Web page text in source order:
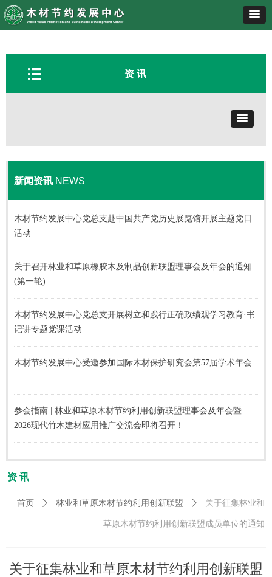
关于征集林业和草原木材节约利用创新联盟
新闻资讯 NEWS
木材节约发展中心党总支赴中国共产党历史展览馆开展主题党日
活动
关于召开林业和草原橡胶木及制品创新联盟理事会及年会的通知
(第一轮)
木材节约发展中心党总支开展树立和践行正确政绩观学习教育·书
记讲专题党课活动
木材节约发展中心受邀参加国际木材保护研究会第57届学术年会
参会指南 | 林业和草原木材节约利用创新联盟理事会及年会暨
2026现代竹木建材应用推广交流会即将召开！
资 讯
首页 ꄲ 林业和草原木材节约利用创新联盟 ꄲ 关于征集林业和
草原木材节约利用创新联盟成员单位的通知
资 讯
뀑